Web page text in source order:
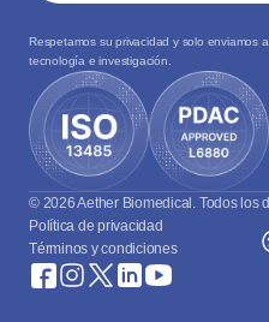
Respetamos su privacidad y solo enviamos
tecnología e investigación.
© 2026 Aether Biomedical. Todos los
Política de privacidad
Términos y condiciones